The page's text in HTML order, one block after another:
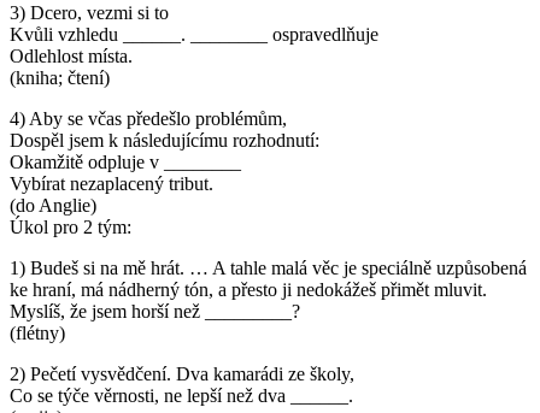
3) Dcero, vezmi si to
Kvůli vzhledu ______. ________ ospravedlňuje
Odlehlost místa.
(kniha; čtení)
4) Aby se včas předešlo problémům,
Dospěl jsem k následujícímu rozhodnutí:
Okamžitě odpluje v ________
Vybírat nezaplacený tribut.
(do Anglie)
Úkol pro 2 tým:
1) Budeš si na mě hrát. … A tahle malá věc je speciálně uzpůsobená
ke hraní, má nádherný tón, a přesto ji nedokážeš přimět mluvit.
Myslíš, že jsem horší než _________?
(flétny)
2) Pečetí vysvědčení. Dva kamarádi ze školy,
Co se týče věrnosti, ne lepší než dva ______.